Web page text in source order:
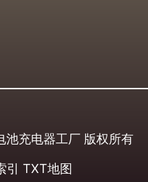
池充电器工厂版权所有
TXT地图